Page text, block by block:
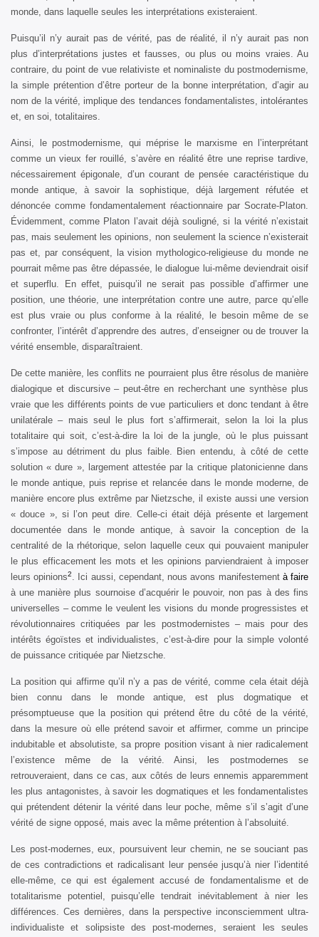
monde, dans laquelle seules les interprétations existeraient.
Puisqu’il n’y aurait pas de vérité, pas de réalité, il n’y aurait pas non
plus d’interprétations justes et fausses, ou plus ou moins vraies. Au
contraire, du point de vue relativiste et nominaliste du postmodernisme,
la simple prétention d’être porteur de la bonne interprétation, d’agir au
nom de la vérité, implique des tendances fondamentalistes, intolérantes
et, en soi, totalitaires.
Ainsi, le postmodernisme, qui méprise le marxisme en l’interprétant
comme un vieux fer rouillé, s’avère en réalité être une reprise tardive,
nécessairement épigonale, d’un courant de pensée caractéristique du
monde antique, à savoir la sophistique, déjà largement réfutée et
dénoncée comme fondamentalement réactionnaire par Socrate-Platon.
Évidemment, comme Platon l’avait déjà souligné, si la vérité n’existait
pas, mais seulement les opinions, non seulement la science n’existerait
pas et, par conséquent, la vision mythologico-religieuse du monde ne
pourrait même pas être dépassée, le dialogue lui-même deviendrait oisif
et superflu. En effet, puisqu’il ne serait pas possible d’affirmer une
position, une théorie, une interprétation contre une autre, parce qu’elle
est plus vraie ou plus conforme à la réalité, le besoin même de se
confronter, l’intérêt d’apprendre des autres, d’enseigner ou de trouver la
vérité ensemble, disparaîtraient.
De cette manière, les conflits ne pourraient plus être résolus de manière
dialogique et discursive – peut-être en recherchant une synthèse plus
vraie que les différents points de vue particuliers et donc tendant à être
unilatérale – mais seul le plus fort s’affirmerait, selon la loi la plus
totalitaire qui soit, c’est-à-dire la loi de la jungle, où le plus puissant
s’impose au détriment du plus faible. Bien entendu, à côté de cette
solution « dure », largement attestée par la critique platonicienne dans
le monde antique, puis reprise et relancée dans le monde moderne, de
manière encore plus extrême par Nietzsche, il existe aussi une version
« douce », si l’on peut dire. Celle-ci était déjà présente et largement
documentée dans le monde antique, à savoir la conception de la
centralité de la rhétorique, selon laquelle ceux qui pouvaient manipuler
le plus efficacement les mots et les opinions parviendraient à imposer
leurs opinions2. Ici aussi, cependant, nous avons manifestement à faire
à une manière plus sournoise d’acquérir le pouvoir, non pas à des fins
universelles – comme le veulent les visions du monde progressistes et
révolutionnaires critiquées par les postmodernistes – mais pour des
intérêts égoïstes et individualistes, c’est-à-dire pour la simple volonté
de puissance critiquée par Nietzsche.
La position qui affirme qu’il n’y a pas de vérité, comme cela était déjà
bien connu dans le monde antique, est plus dogmatique et
présomptueuse que la position qui prétend être du côté de la vérité,
dans la mesure où elle prétend savoir et affirmer, comme un principe
indubitable et absolutiste, sa propre position visant à nier radicalement
l’existence même de la vérité. Ainsi, les postmodernes se
retrouveraient, dans ce cas, aux côtés de leurs ennemis apparemment
les plus antagonistes, à savoir les dogmatiques et les fondamentalistes
qui prétendent détenir la vérité dans leur poche, même s’il s’agit d’une
vérité de signe opposé, mais avec la même prétention à l’absoluité.
Les post-modernes, eux, poursuivent leur chemin, ne se souciant pas
de ces contradictions et radicalisant leur pensée jusqu’à nier l’identité
elle-même, ce qui est également accusé de fondamentalisme et de
totalitarisme potentiel, puisqu’elle tendrait inévitablement à nier les
différences. Ces dernières, dans la perspective inconsciemment ultra-
individualiste et solipsiste des post-modernes, seraient les seules